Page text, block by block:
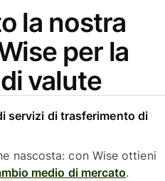
la nostra
per la
valute
servizi di trasferimento di
nascosta: con Wise ottieni
medio di mercato.